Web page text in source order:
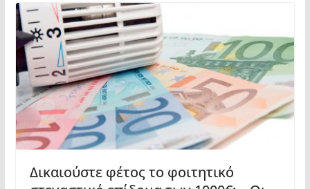
Δικαιούστε φέτος το φοιτητικό